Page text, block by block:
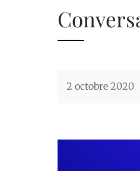
2 octobre 2020